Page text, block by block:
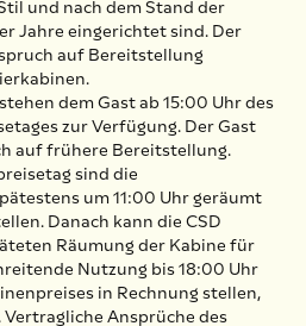
und nach dem Stand der
Jahre eingerichtet sind. Der
auf Bereitstellung
dem Gast ab 15:00 Uhr des
zur Verfügung. Der Gast
auf frühere Bereitstellung.
sind die
um 11:00 Uhr geräumt
Danach kann die CSD
Räumung der Kabine für
Nutzung bis 18:00 Uhr
in Rechnung stellen,
Vertragliche Ansprüche des